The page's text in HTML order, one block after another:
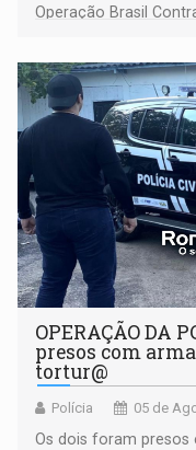
Operação Brasil
OPERAÇÃO DA
presos com
tortur@
Polícia 05 de
Os dois foram presos